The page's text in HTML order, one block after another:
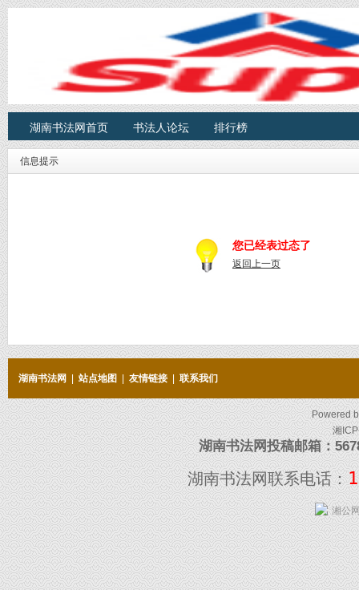
湖南书法网首页 书法人论坛 排行榜
信息提示
您已经表过态了
返回上一页
湖南书法网 站点地图 友情链接 联系我们
Powered
湘
湖南书法网投稿邮箱：
湖南书法网联系电话：
湘公